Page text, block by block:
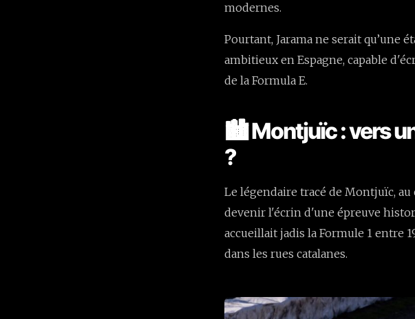
modernes.
Pourtant, Jarama ne serait qu’une
ambitieux en Espagne, capable
de la Formula E.
🏙️ Montjuïc : vers
?
Le légendaire tracé de Montjuïc,
devenir l'écrin d'une épreuve
accueillait jadis la Formule 1 entre
dans les rues catalanes.